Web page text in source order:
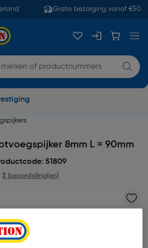
Gratis bezorging vanaf €50
8mm L = 90mm
51809
3 beoordeling(en)